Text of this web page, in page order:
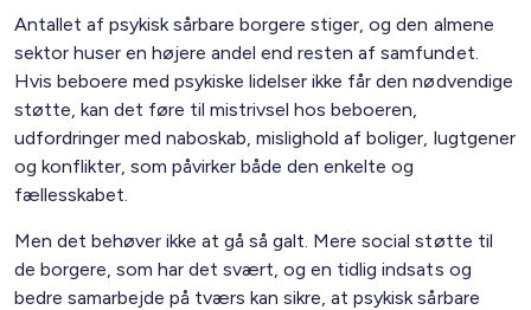
Antallet af psykisk sårbare borgere stiger, og den almene
sektor huser en højere andel end resten af samfundet.
Hvis beboere med psykiske lidelser ikke får den nødvendige
støtte, kan det føre til mistrivsel hos beboeren,
udfordringer med naboskab, mislighold af boliger, lugtgener
og konflikter, som påvirker både den enkelte og
fællesskabet.
Men det behøver ikke at gå så galt. Mere social støtte til
de borgere, som har det svært, og en tidlig indsats og
bedre samarbejde på tværs kan sikre, at psykisk sårbare